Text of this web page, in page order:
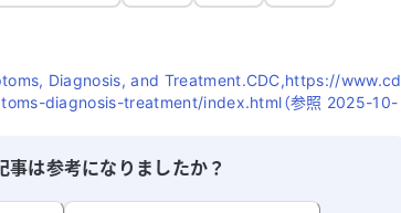
Diagnosis, and Treatment.CDC,https://www.cd
diagnosis-treatment/index.html（参照 2025-10-
事は参考になりましたか？